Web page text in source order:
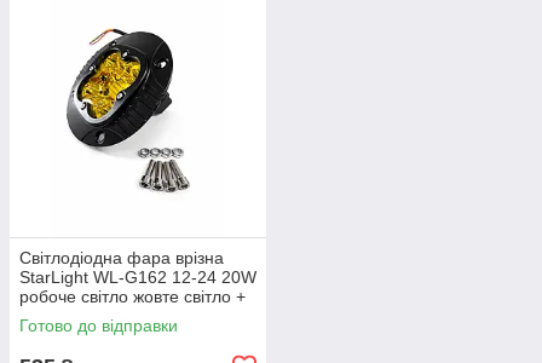
Світлодіодна фара врізна
StarLight WL-G162 12-24 20W
робоче світло жовте світло +
стробоскоп
Готово до відправки